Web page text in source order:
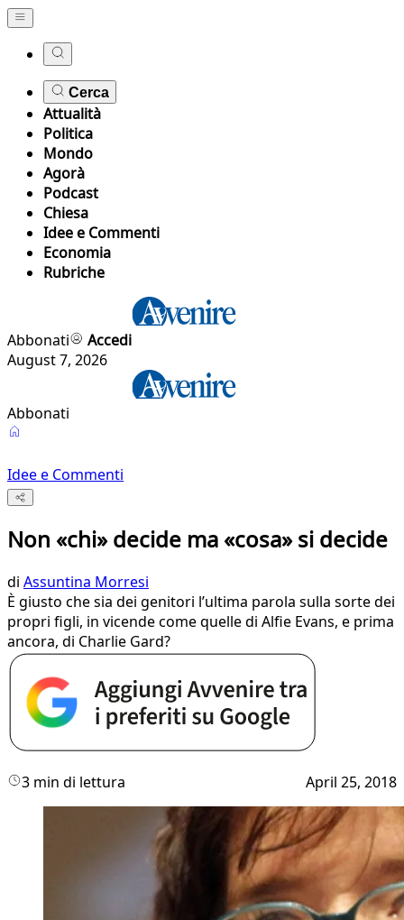
Cerca
Attualità
Politica
Mondo
Agorà
Podcast
Chiesa
Idee e Commenti
Economia
Rubriche
Abbonati
Accedi
August 7, 2026
Abbonati
Idee e Commenti
Non «chi» decide ma «cosa» si decide
di Assuntina Morresi
È giusto che sia dei genitori l’ultima parola sulla sorte dei
propri figli, in vicende come quelle di Alfie Evans, e prima
ancora, di Charlie Gard?
3 min di lettura April 25, 2018